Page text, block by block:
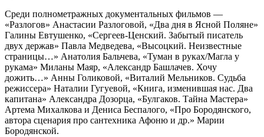
Среди полнометражных документальных фильмов —
«Разлогов» Анастасии Разлоговой, «Два дня в Ясной Поляне»
Галины Евтушенко, «Сергеев-Ценский. Забытый писатель
двух держав» Павла Медведева, «Высоцкий. Неизвестные
страницы…» Анатолия Бальчева, «Туман в руках/Магла у
рукама» Миланы Маяр, «Александр Башлачев. Хочу
дожить…» Анны Голиковой, «Виталий Мельников. Судьба
режиссера» Наталии Гугуевой, «Книга, изменившая нас. Два
капитана» Александра Дозорца, «Булгаков. Тайна Мастера»
Артема Михалкова и Дениса Беспалого, «Про Бородянского,
автора сценария про сантехника Афоню и др.» Марии
Бородянской.